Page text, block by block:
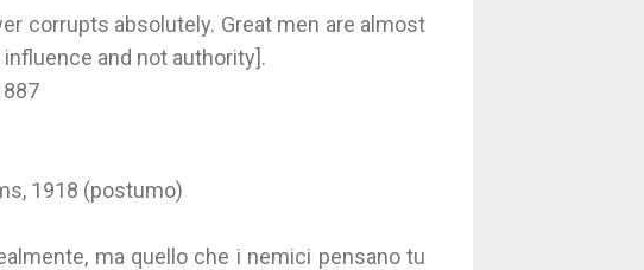
corrupts absolutely. Great men are almost
and not authority].
1918 (postumo)
ma quello che i nemici pensano tu